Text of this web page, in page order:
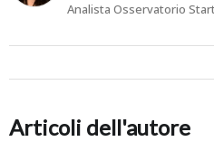
Analista Osservatorio
Articoli dell'autore